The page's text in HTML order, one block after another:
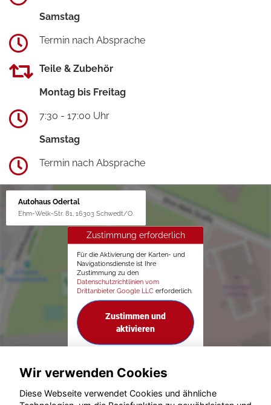
Samstag
Termin nach Absprache
Teile & Zubehör
Montag bis Freitag
7:30 - 17:00 Uhr
Samstag
Termin nach Absprache
Autohaus Odertal
Ehm-Welk-Str. 81, 16303 Schwedt/O.
Zustimmung erforderlich
Für die Aktivierung der Karten- und
Navigationsdienste ist Ihre
Zustimmung zu den
Datenschutzrichtlinien vom
Drittanbieter Google LLC erforderlich.
Zustimmen und
aktivieren
Wir verwenden Cookies
Diese Webseite verwendet Cookies und ähnliche